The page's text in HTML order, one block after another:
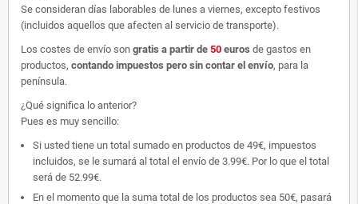
Se consideran días laborables de lunes a viernes, excepto festivos
(incluidos aquellos que afecten al servicio de transporte).
Los costes de envío son gratis a partir de 50 euros de gastos en
productos, contando impuestos pero sin contar el envío, para la
península.
¿Qué significa lo anterior?
Pues es muy sencillo:
Si usted tiene un total sumado en productos de 49€, impuestos
incluidos, se le sumará al total el envío de 3.99€. Por lo que el total
será de 52.99€.
En el momento que la suma total de los productos sea 50€, pasará